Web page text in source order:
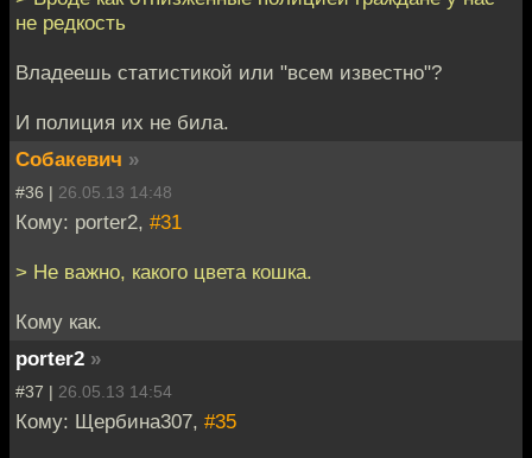
не редкость
Владеешь статистикой или "всем известно"?
И полиция их не била.
Собакевич »
#36 | 26.05.13 14:48
Кому: porter2, #31
> Не важно, какого цвета кошка.
Кому как.
porter2 »
#37 | 26.05.13 14:54
Кому: Щербина307, #35